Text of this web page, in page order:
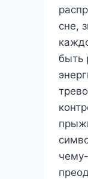
сне,
быть